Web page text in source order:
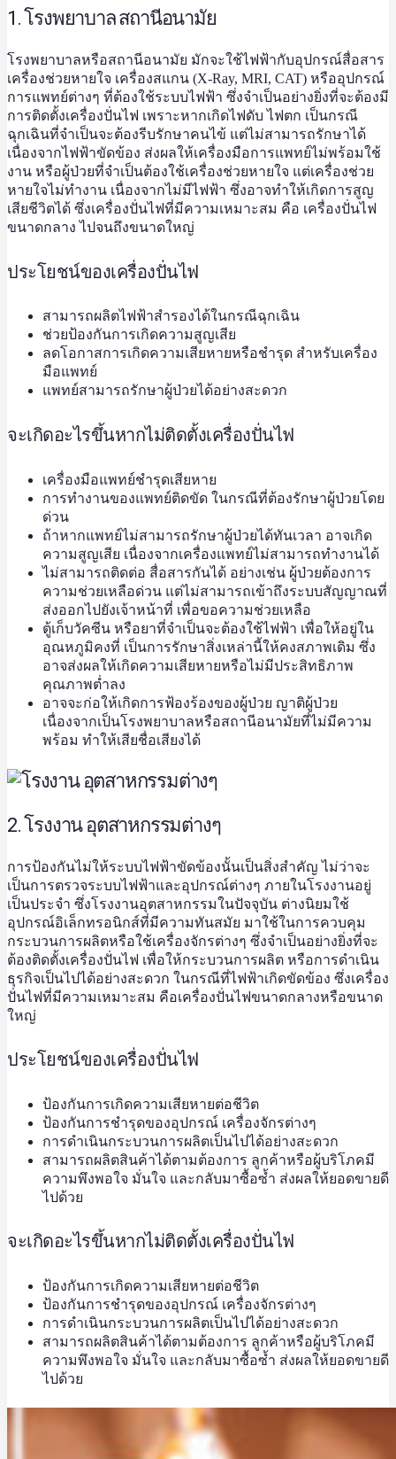
1. โรงพยาบาล สถานีอนามัย
โรงพยาบาลหรือสถานีอนามัย มักจะใช้ไฟฟ้ากับอุปกรณ์สื่อสาร
เครื่องช่วยหายใจ เครื่องสแกน (X-Ray, MRI, CAT) หรืออุปกรณ์
การแพทย์ต่างๆ ที่ต้องใช้ระบบไฟฟ้า ซึ่งจำเป็นอย่างยิ่งที่จะต้องมี
การติดตั้งเครื่องปั่นไฟ เพราะหากเกิดไฟดับ ไฟตก เป็นกรณี
ฉุกเฉินที่จำเป็นจะต้องรีบรักษาคนไข้ แต่ไม่สามารถรักษาได้
เนื่องจากไฟฟ้าขัดข้อง ส่งผลให้เครื่องมือการแพทย์ไม่พร้อมใช้
งาน หรือผู้ป่วยที่จำเป็นต้องใช้เครื่องช่วยหายใจ แต่เครื่องช่วย
หายใจไม่ทำงาน เนื่องจากไม่มีไฟฟ้า ซึ่งอาจทำให้เกิดการสูญ
เสียชีวิตได้ ซึ่งเครื่องปั่นไฟที่มีความเหมาะสม คือ เครื่องปั่นไฟ
ขนาดกลาง ไปจนถึงขนาดใหญ่
ประโยชน์ของเครื่องปั่นไฟ
สามารถผลิตไฟฟ้าสำรองได้ในกรณีฉุกเฉิน
ช่วยป้องกันการเกิดความสูญเสีย
ลดโอกาสการเกิดความเสียหายหรือชำรุด สำหรับเครื่อง
มือแพทย์
แพทย์สามารถรักษาผู้ป่วยได้อย่างสะดวก
จะเกิดอะไรขึ้นหากไม่ติดตั้งเครื่องปั่นไฟ
เครื่องมือแพทย์ชำรุดเสียหาย
การทำงานของแพทย์ติดขัด ในกรณีที่ต้องรักษาผู้ป่วยโดย
ด่วน
ถ้าหากแพทย์ไม่สามารถรักษาผู้ป่วยได้ทันเวลา อาจเกิด
ความสูญเสีย เนื่องจากเครื่องแพทย์ไม่สามารถทำงานได้
ไม่สามารถติดต่อ สื่อสารกันได้ อย่างเช่น ผู้ป่วยต้องการ
ความช่วยเหลือด่วน แต่ไม่สามารถเข้าถึงระบบสัญญาณที่
ส่งออกไปยังเจ้าหน้าที่ เพื่อขอความช่วยเหลือ
ตู้เก็บวัคซีน หรือยาที่จำเป็นจะต้องใช้ไฟฟ้า เพื่อให้อยู่ใน
อุณหภูมิคงที่ เป็นการรักษาสิ่งเหล่านี้ให้คงสภาพเดิม ซึ่ง
อาจส่งผลให้เกิดความเสียหายหรือไม่มีประสิทธิภาพ
คุณภาพต่ำลง
อาจจะก่อให้เกิดการฟ้องร้องของผู้ป่วย ญาติผู้ป่วย
เนื่องจากเป็นโรงพยาบาลหรือสถานีอนามัยที่ไม่มีความ
พร้อม ทำให้เสียชื่อเสียงได้
2. โรงงาน อุตสาหกรรมต่างๆ
การป้องกันไม่ให้ระบบไฟฟ้าขัดข้องนั้นเป็นสิ่งสำคัญ ไม่ว่าจะ
เป็นการตรวจระบบไฟฟ้าและอุปกรณ์ต่างๆ ภายในโรงงานอยู่
เป็นประจำ ซึ่งโรงงานอุตสาหกรรมในปัจจุบัน ต่างนิยมใช้
อุปกรณ์อิเล็กทรอนิกส์ที่มีความทันสมัย มาใช้ในการควบคุม
กระบวนการผลิตหรือใช้เครื่องจักรต่างๆ ซึ่งจำเป็นอย่างยิ่งที่จะ
ต้องติดตั้งเครื่องปั่นไฟ เพื่อให้กระบวนการผลิต หรือการดำเนิน
ธุรกิจเป็นไปได้อย่างสะดวก ในกรณีที่ไฟฟ้าเกิดขัดข้อง ซึ่งเครื่อง
ปั่นไฟที่มีความเหมาะสม คือเครื่องปั่นไฟขนาดกลางหรือขนาด
ใหญ่
ประโยชน์ของเครื่องปั่นไฟ
ป้องกันการเกิดความเสียหายต่อชีวิต
ป้องกันการชำรุดของอุปกรณ์ เครื่องจักรต่างๆ
การดำเนินกระบวนการผลิตเป็นไปได้อย่างสะดวก
สามารถผลิตสินค้าได้ตามต้องการ ลูกค้าหรือผู้บริโภคมี
ความพึงพอใจ มั่นใจ และกลับมาซื้อซ้ำ ส่งผลให้ยอดขายดี
ไปด้วย
จะเกิดอะไรขึ้นหากไม่ติดตั้งเครื่องปั่นไฟ
ป้องกันการเกิดความเสียหายต่อชีวิต
ป้องกันการชำรุดของอุปกรณ์ เครื่องจักรต่างๆ
การดำเนินกระบวนการผลิตเป็นไปได้อย่างสะดวก
สามารถผลิตสินค้าได้ตามต้องการ ลูกค้าหรือผู้บริโภคมี
ความพึงพอใจ มั่นใจ และกลับมาซื้อซ้ำ ส่งผลให้ยอดขายดี
ไปด้วย